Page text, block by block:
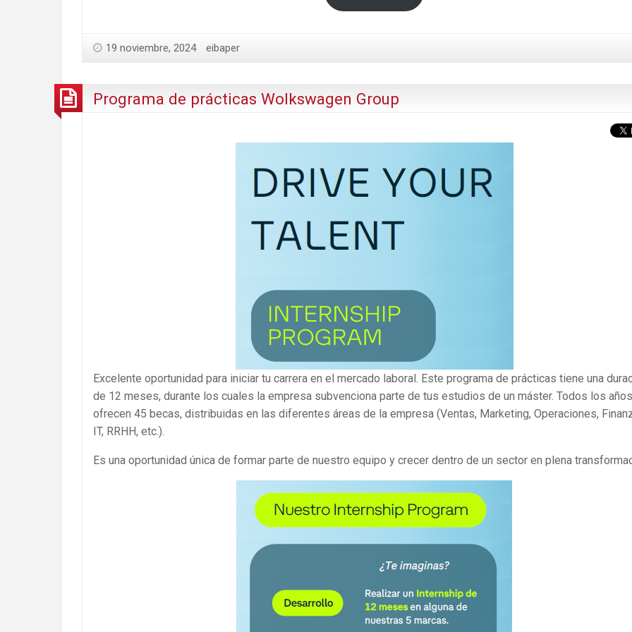
19 noviembre, 2024 eibaper
Programa de prácticas Wolkswagen Group
Excelente oportunidad para iniciar tu carrera en el mercado laboral. Este programa de prácticas tiene una
de 12 meses, durante los cuales la empresa subvenciona parte de tus estudios de un máster. Todos los años
ofrecen 45 becas, distribuidas en las diferentes áreas de la empresa (Ventas, Marketing, Operaciones,
IT, RRHH, etc.).
Es una oportunidad única de formar parte de nuestro equipo y crecer dentro de un sector en plena